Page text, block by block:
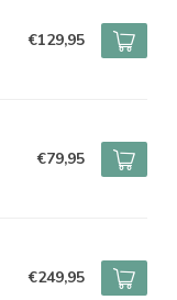
€129,95
€79,95
€249,95